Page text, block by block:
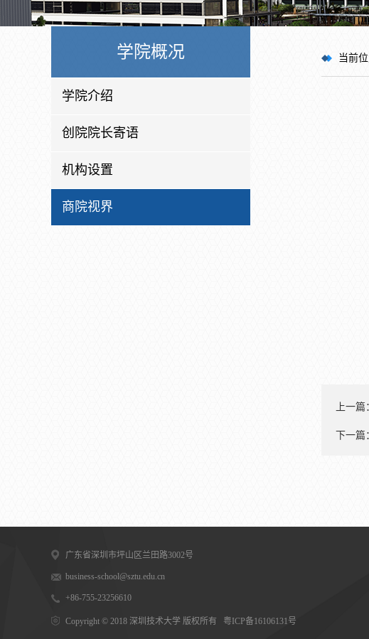
学院概况
学院介绍
创院院长寄语
机构设置
商院视界
当前位
上一篇
下一篇
广东省深圳市坪山区兰田路3002号
business-school@sztu.edu.cn
+86-755-23256610
Copyright © 2018 深圳技术大学 版权所有 粤ICP备16106131号